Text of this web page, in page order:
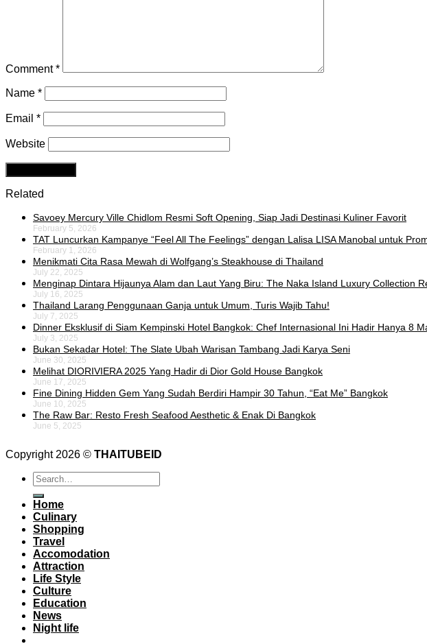
Comment*
Name *
Email *
Website
Related
Savoey Mercury Ville Chidlom Resmi Soft Opening, Siap Jadi Destinasi Kuliner Favorit
February 5, 2026
TAT Luncurkan Kampanye “Feel All The Feelings” dengan Lalisa LISA Manobal untuk
February 1, 2026
Menikmati Cita Rasa Mewah di Wolfgang’s Steakhouse di Thailand
July 22, 2025
Menginap Dintara Hijaunya Alam dan Laut Yang Biru: The Naka Island Luxury Collection
July 16, 2025
Thailand Larang Penggunaan Ganja untuk Umum, Turis Wajib Tahu!
July 7, 2025
Dinner Eksklusif di Siam Kempinski Hotel Bangkok: Chef Internasional Ini Hadir Hanya 8
July 3, 2025
Bukan Sekadar Hotel: The Slate Ubah Warisan Tambang Jadi Karya Seni
June 30, 2025
Melihat DIORIVIERA 2025 Yang Hadir di Dior Gold House Bangkok
June 17, 2025
Fine Dining Hidden Gem Yang Sudah Berdiri Hampir 30 Tahun, “Eat Me” Bangkok
June 10, 2025
The Raw Bar: Resto Fresh Seafood Aesthetic & Enak Di Bangkok
June 5, 2025
Copyright 2026 © THAITUBEID
Home
Culinary
Shopping
Travel
Accomodation
Attraction
Life Style
Culture
Education
News
Night life